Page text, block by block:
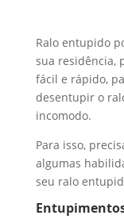
Ralo entupido
sua residência,
fácil e rápido,
desentupir o
incomodo.
Para isso,
algumas
seu ralo